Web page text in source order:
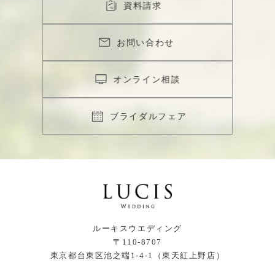
資料請求
お問い合わせ
オンライン相談
ブライダルフェア
ルーキスウエディング
〒110-8707
東京都台東区池之端1-4-1（東天紅上野店）